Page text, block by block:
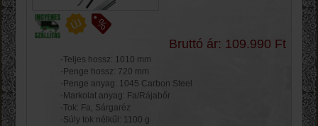
Bruttó ár: 109.990 Ft
-Teljes hossz: 1010 mm
-Penge hossz: 720 mm
-Penge anyag: 1045 Carbon Steel
-Markolat anyag: Fa/Rájabőr
-Tok: Fa, Sárgaréz
-Súly tok nélkűl: 1100 g